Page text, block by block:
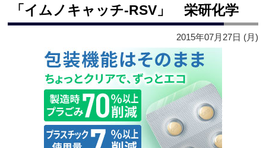
「イムノキャッチ-RSV」 栄研化学
2015年07月27日 (月)